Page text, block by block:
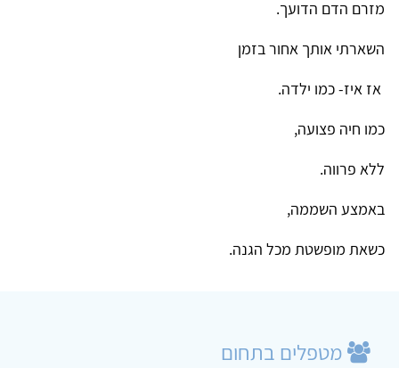
מזרם הדם הדועך.
השארתי אותך אחור בזמן
אז איז- כמו ילדה.
כמו חיה פצועה,
ללא פרווה.
באמצע השממה,
כשאת מופשטת מכל הגנה.
מטפלים בתחום